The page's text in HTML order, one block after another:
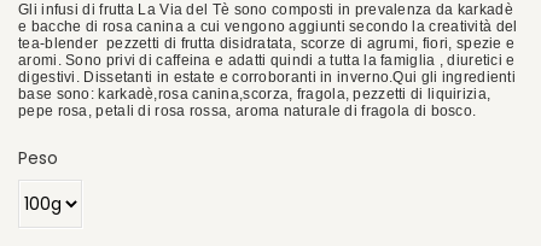
Gli infusi di frutta La Via del Tè sono composti in prevalenza da karkadè
e bacche di rosa canina a cui vengono aggiunti secondo la creatività del
tea-blender pezzetti di frutta disidratata, scorze di agrumi, fiori, spezie e
aromi. Sono privi di caffeina e adatti quindi a tutta la famiglia , diuretici e
digestivi. Dissetanti in estate e corroboranti in inverno.Qui gli ingredienti
base sono: karkadè,rosa canina,scorza, fragola, pezzetti di liquirizia,
pepe rosa, petali di rosa rossa, aroma naturale di fragola di bosco.
Peso